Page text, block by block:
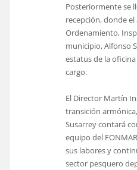
Posteriormente se
recepción, donde
Ordenamiento,
municipio, Alfonso
estatus de la
cargo.
El Director Martín
transición
Susarrey contará
equipo del
sus labores y
sector pesquero